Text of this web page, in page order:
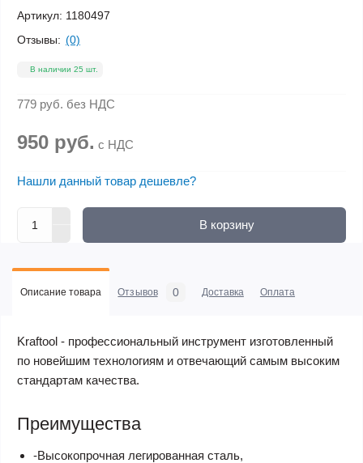
Артикул: 1180497
Отзывы: (0)
В наличии 25 шт.
779 руб. без НДС
950 руб. с НДС
Нашли данный товар дешевле?
В корзину
Описание товара Отзывов 0 Доставка Оплата
Kraftool - профессиональный инструмент изготовленный
по новейшим технологиям и отвечающий самым высоким
стандартам качества.
Преимущества
-Высокопрочная легированная сталь,